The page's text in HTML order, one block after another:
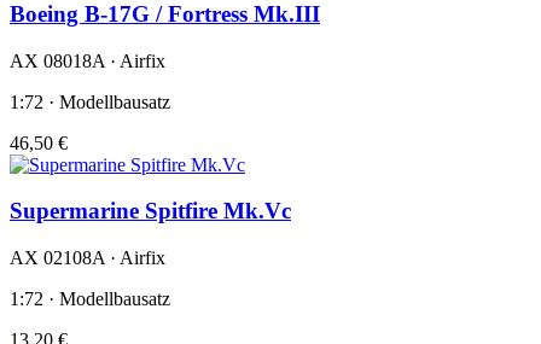
Boeing B-17G / Fortress Mk.III
AX 08018A · Airfix
1:72 · Modellbausatz
46,50 €
Supermarine Spitfire Mk.Vc
AX 02108A · Airfix
1:72 · Modellbausatz